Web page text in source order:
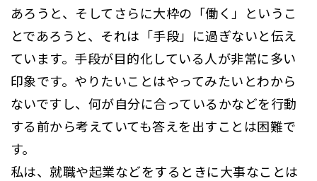
あろうと、そしてさらに大枠の「働く」というこ
とであろうと、それは「手段」に過ぎないと伝え
ています。手段が目的化している人が非常に多い
印象です。やりたいことはやってみたいとわから
ないですし、何が自分に合っているかなどを行動
する前から考えていても答えを出すことは困難で
す。
私は、就職や起業などをするときに大事なことは